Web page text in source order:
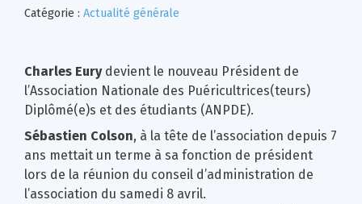
Catégorie : Actualité générale
Charles Eurydevient le nouveau Président de
l’Association Nationale des Puéricultrices(teurs)
Diplômé(e)s et des étudiants (ANPDE).
Sébastien Colson, à la tête de l’association depuis 7
ans mettait un terme à sa fonction de président
lors de la réunion du conseil d’administration de
l’association du samedi 8 avril.